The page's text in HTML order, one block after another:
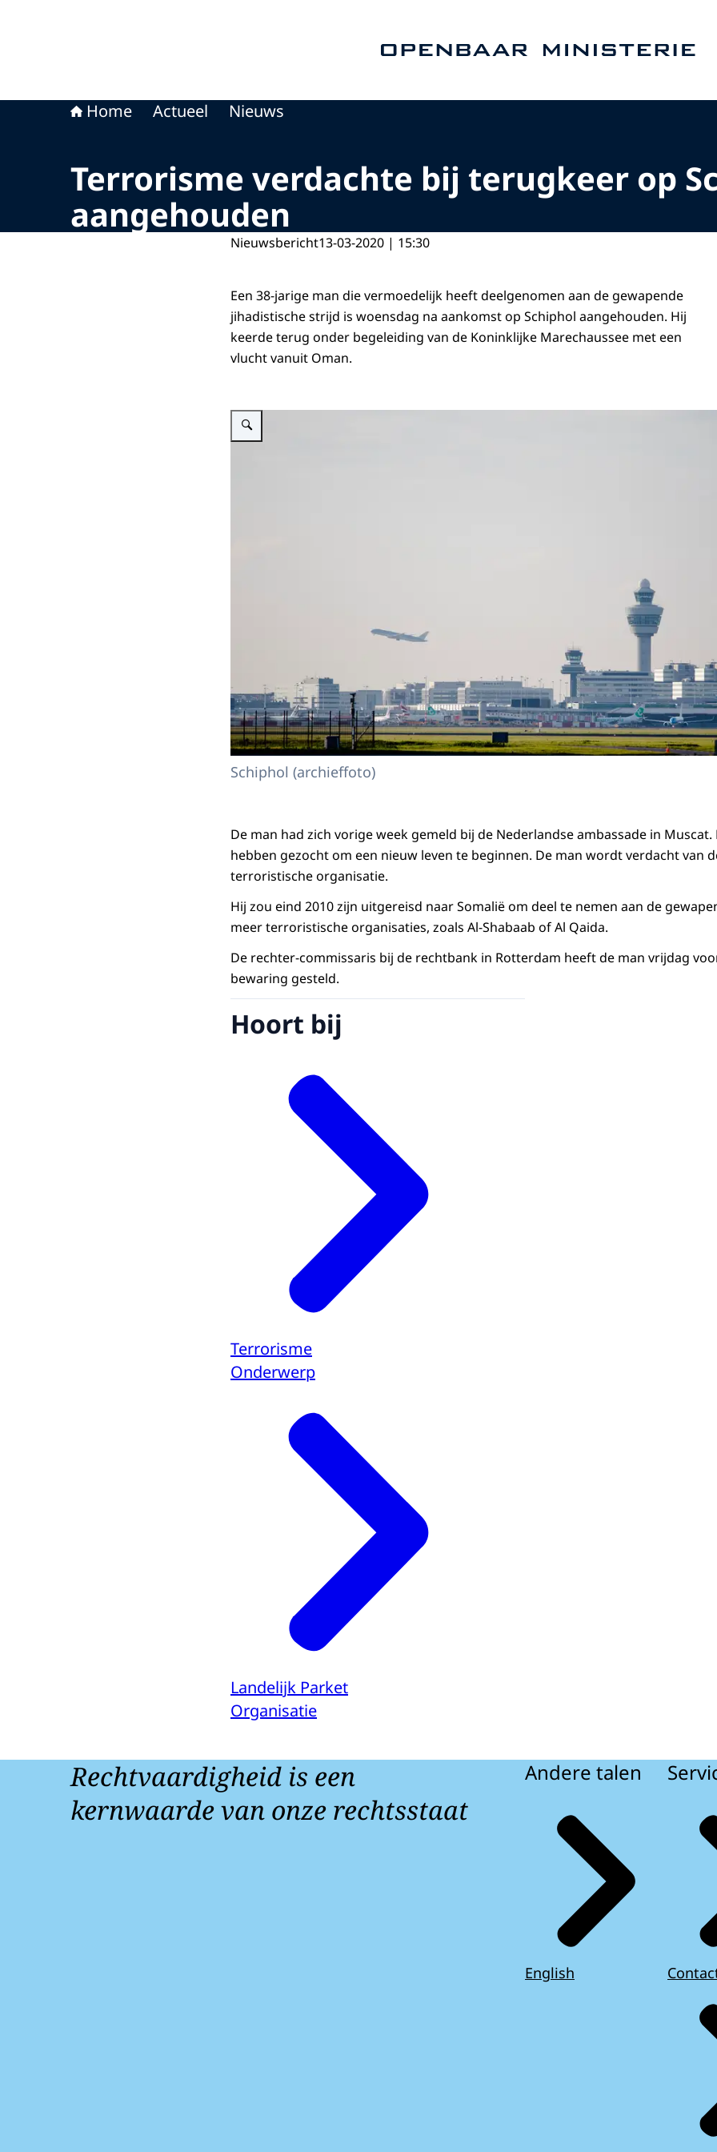
Home Actueel Nieuws
Terrorisme verdachte bij terugkeer op
aangehouden
Nieuwsbericht13-03-2020 | 15:30
Een 38-jarige man die vermoedelijk heeft deelgenomen aan de gewapende
jihadistische strijd is woensdag na aankomst op Schiphol aangehouden. Hij
keerde terug onder begeleiding van de Koninklijke Marechaussee met een
vlucht vanuit Oman.
Vergroot afbeelding alt=""
Schiphol (archieffoto)
De man had zich vorige week gemeld bij de Nederlandse ambassade in
hebben gezocht om een nieuw leven te beginnen. De man wordt verdacht van
terroristische organisatie.
Hij zou eind 2010 zijn uitgereisd naar Somalië om deel te nemen aan de
meer terroristische organisaties, zoals Al-Shabaab of Al Qaida.
De rechter-commissaris bij de rechtbank in Rotterdam heeft de man vrijdag
bewaring gesteld.
Hoort bij
Terrorisme
Onderwerp
Landelijk Parket
Organisatie
Rechtvaardigheid is een
kernwaarde van onze rechtsstaat
Andere talen
English